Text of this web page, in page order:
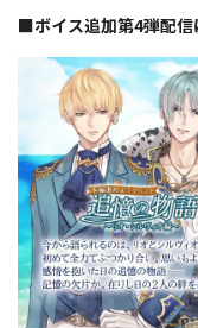
■ボイス追加第4弾配信